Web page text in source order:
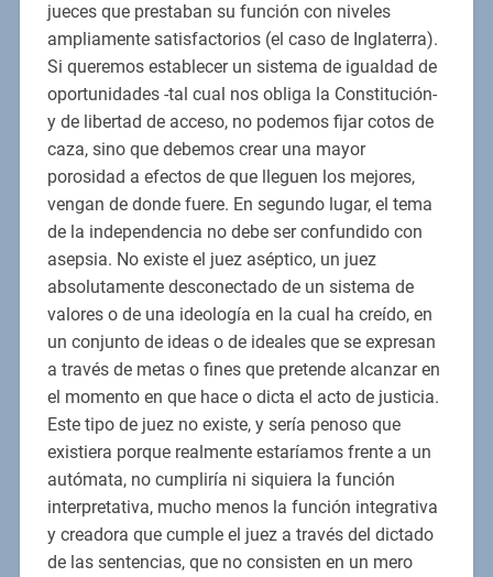
jueces que prestaban su función con niveles
ampliamente satisfactorios (el caso de Inglaterra).
Si queremos establecer un sistema de igualdad de
oportunidades -tal cual nos obliga la Constitución-
y de libertad de acceso, no podemos fijar cotos de
caza, sino que debemos crear una mayor
porosidad a efectos de que lleguen los mejores,
vengan de donde fuere. En segundo lugar, el tema
de la independencia no debe ser confundido con
asepsia. No existe el juez aséptico, un juez
absolutamente desconectado de un sistema de
valores o de una ideología en la cual ha creído, en
un conjunto de ideas o de ideales que se expresan
a través de metas o fines que pretende alcanzar en
el momento en que hace o dicta el acto de justicia.
Este tipo de juez no existe, y sería penoso que
existiera porque realmente estaríamos frente a un
autómata, no cumpliría ni siquiera la función
interpretativa, mucho menos la función integrativa
y creadora que cumple el juez a través del dictado
de las sentencias, que no consisten en un mero